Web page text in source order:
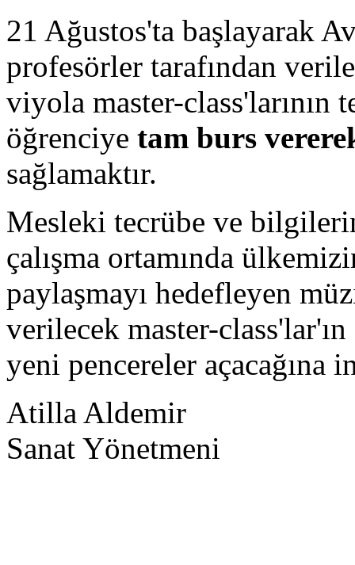
21 Ağustos'ta başlayarak
profesörler tarafından
viyola master-class'larının
öğrenciye tam burs
sağlamaktır.
Mesleki tecrübe ve
çalışma ortamında
paylaşmayı hedefleyen
verilecek master-
yeni pencereler açacağına
Atilla Aldemir
Sanat Yönetmeni